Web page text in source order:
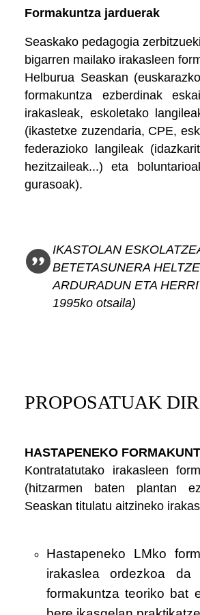
Formakuntza jarduerak
Seaskako pedagogia
bigarren mailako irakasleen
Helburua Seaskan
formakuntza ezberdinak
irakasleak, eskoletako
(ikastetxe zuzendaria, CPE,
federazioko langileak
hezitzaileak...) eta
gurasoak).
IKASTOLAN
BETETASUNERA
ARDURADUN ETA
1995ko otsaila)
PROPOSATUAK
HASTAPENEKO
Kontratatutako irakasleen
(hitzarmen baten plantan
Seaskan titulatu aitzineko
Hastapeneko LMko
irakaslea ordezkoa
formakuntza teoriko bat